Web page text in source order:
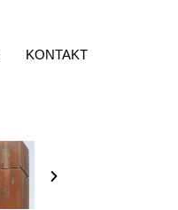
KONTAKT